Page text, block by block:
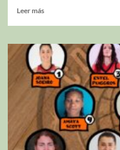
Leer más